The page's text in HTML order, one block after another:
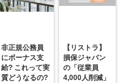
非正規公務員
にボーナス支
給? これって実
質どうなるの?
【リストラ】
損保ジャパン
の「従業員
4,000人削減」